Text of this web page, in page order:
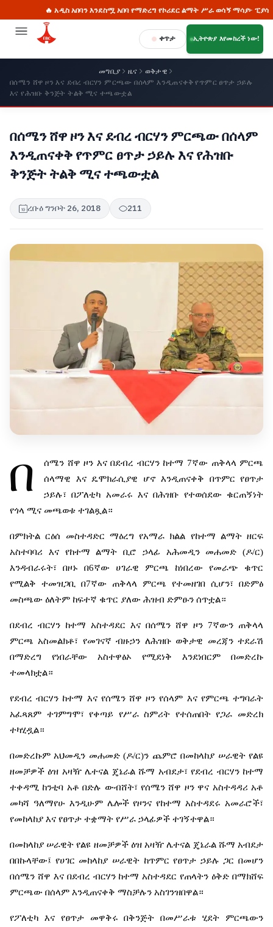
🔥 አዲስ አበባን እንደስሟ አበባ የማድረግ የኮሪደር ልማት ሥራ ወሳኝ ማሳያ፦ ፒያሳ
ቀጥታ ኢትዮጵያ እየመከረች ነው!
መግቢያ ዜና
ወቅታዊ
በሰሜን ሸዋ ዞን እና ደብረ ብርሃን ምርጫው በሰላም እንዲጠናቀቅ የጥምር ፀጥታ ኃይሉ
እና የሕዝቡ ቅንጅት ትልቅ ሚና ተጫውቷል
በሰሜን ሸዋ ዞን እና ደብረ ብርሃን ምርጫው በሰላም
እንዲጠናቀቅ የጥምር ፀጥታ ኃይሉ እና የሕዝቡ
ቅንጅት ትልቅ ሚና ተጫውቷል
ረቡዕ ግንቦት 26, 2018 211
በ ሰሜን ሸዋ ዞን እና በደብረ ብርሃን ከተማ 7ኛው ጠቅላላ ምርጫ
ሰላማዊ እና ዴሞክራሲያዊ ሆኖ እንዲጠናቀቅ በጥምር የፀጥታ
ኃይሉ፣ በፖለቲካ አመራሩ እና በሕዝቡ የተወሰደው ቁርጠኝነት
የጎላ ሚና መጫወቱ ተገልጿል።
በምክትል ርዕሰ መስተዳድር ማዕረግ የአማራ ክልል የከተማ ልማት ዘርፍ
አስተባባሪ
እና የከተማ ልማት ቢሮ ኃላፊ አሕመዲን መሐመድ (ዶ/ር)
እንዳብራሩት፣
በዞኑ በ6ኛው ሀገራዊ ምርጫ ከነበረው የመራጭ
ቁጥር
የሚልቅ ተመዝጋቢ በ7ኛው ጠቅላላ ምርጫ የተመዘገበ ሲሆን፣ በድምፅ
መስጫው ዕለትም ከፍተኛ ቁጥር ያለው ሕዝብ ድምፁን ሰጥቷል።
በደብረ ብርሃን ከተማ አስተዳደር እና በሰሜን ሸዋ ዞን 7ኛውን ጠቅላላ
ምርጫ አስመልክቶ፣ የመገናኛ ብዙኃን ለሕዝቡ ወቅታዊ መረጃን ተደራሽ
በማድረግ
የነበራቸው አስተዋፅኦ የሚደነቅ እንደነበርም
በመድረኩ
ተመላክቷል።
የደብረ ብርሃን ከተማ እና የሰሜን ሸዋ ዞን የሰላም እና የምርጫ ተግባራት
አፈጻጸም ተገምግሞ፣ የቀጣይ የሥራ ስምሪት የተሰጠበት የጋራ መድረክ
ተካሂዷል።
በመድረኩም አህመዲን መሐመድ(ዶ/ር)ን ጨምሮ በመከላከያ ሠራዊት የልዩ
ዘመቻዎች ዕዝ አዛዥ ሌተናል ጄኔራል ሹማ አብደታ፣ የደብረ ብርሃን ከተማ
ተቀዳሚ ከንቲባ አቶ በድሉ ውብሸት፣ የሰሜን ሸዋ ዞን ዋና አስተዳዳሪ አቶ
መካሻ ዓለማየሁ እንዲሁም ሌሎች የዞንና የከተማ አስተዳደሩ አመራሮች፣
የመከላከያ እና የፀጥታ ተቋማት የሥራ ኃላፊዎች ተገኝተዋል።
በመከላከያ ሠራዊት የልዩ ዘመቻዎች ዕዝ አዛዥ ሌተናል ጄኔራል ሹማ አብደታ
በበኩላቸው፤ የሀገር መከላከያ ሠራዊት ከጥምር የፀጥታ ኃይሉ ጋር በመሆን
በሰሜን ሸዋ እና በደብረ ብርሃን ከተማ አስተዳደር የጠላትን ዕቅድ በማክሸፍ
ምርጫው በሰላም እንዲጠናቀቅ ማስቻሉን አስገንዝበዋል።
የፖለቲካ እና የፀጥታ መዋቅሩ በቅንጅት በመሥራቱ ሂደት
ምርጫውን